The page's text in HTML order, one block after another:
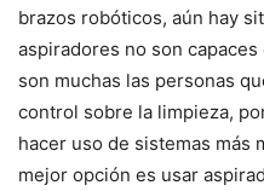
brazos robóticos, aún hay
aspiradores no son
son muchas las personas
control sobre la limpieza,
hacer uso de sistemas más
mejor opción es usar